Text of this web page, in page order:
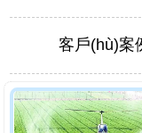
客戶(hù)案